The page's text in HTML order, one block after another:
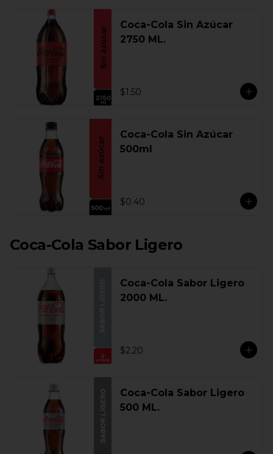
Coca-Cola Sin Azúcar
2750 ML.
$1.50
Coca-Cola Sin Azúcar
500ml
$0.40
Coca-Cola Sabor Ligero
Coca-Cola Sabor Ligero
2000 ML.
$2.20
Coca-Cola Sabor Ligero
500 ML.